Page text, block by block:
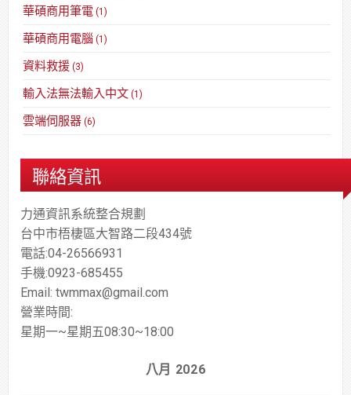
華碩商用筆電 (1)
華碩商用電腦 (1)
資料救援 (3)
輸入法無法輸入中文 (1)
雲端伺服器 (6)
聯絡資訊
力通資訊系統整合規劃
台中市梧棲區大智路二段434號
電話:04-26566931
手機:0923-685455
Email: twmmax@gmail.com
營業時間:
星期一~星期五08:30~18:00
八月 2026